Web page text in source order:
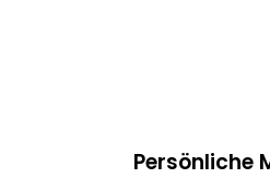
Persönliche